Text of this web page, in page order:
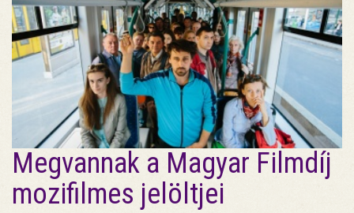
Megvannak a Magyar Filmdíj
mozifilmes jelöltjei